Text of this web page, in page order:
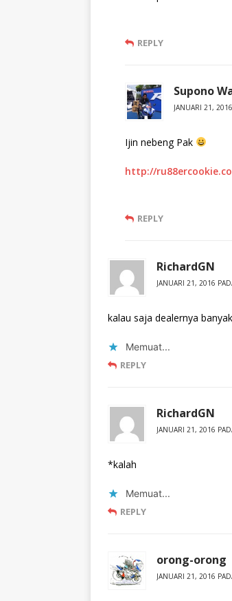
REPLY
Supono
JANUARI 21,
Ijin nebeng Pak
http://
REPLY
RichardGN
JANUARI 21, 2016
kalau saja dealernya
Memuat...
REPLY
RichardGN
JANUARI 21, 2016
*kalah
Memuat...
REPLY
orong-orong
JANUARI 21, 2016